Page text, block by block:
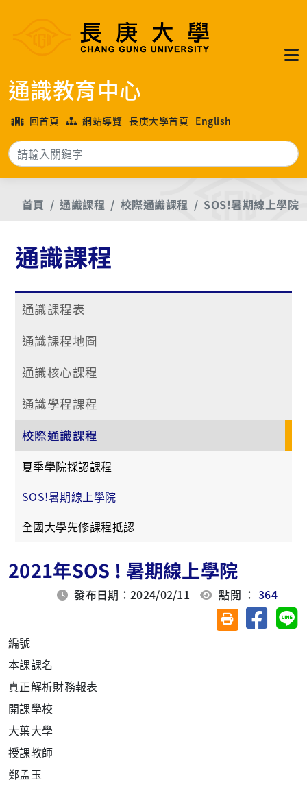
通識教育中心
回首頁 網站導覽 長庚大學首頁 English
搜尋
首頁 通識課程 校際通識課程 SOS!暑期線上學院
通識課程
通識課程表
通識課程地圖
通識核心課程
通識學程課程
校際通識課程
夏季學院採認課程
SOS!暑期線上學院
全國大學先修課程抵認
2021年SOS ! 暑期線上學院
發布日期：2024/02/11 點閱 ：364
友善列印(另開視
分享至
編號
本課課名
真正解析財務報表
開課學校
大葉大學
授課教師
鄭孟玉